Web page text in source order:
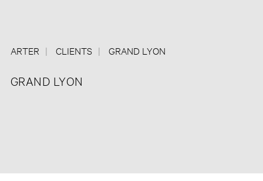
ARTER CLIENTS GRAND LYON
GRAND LYON